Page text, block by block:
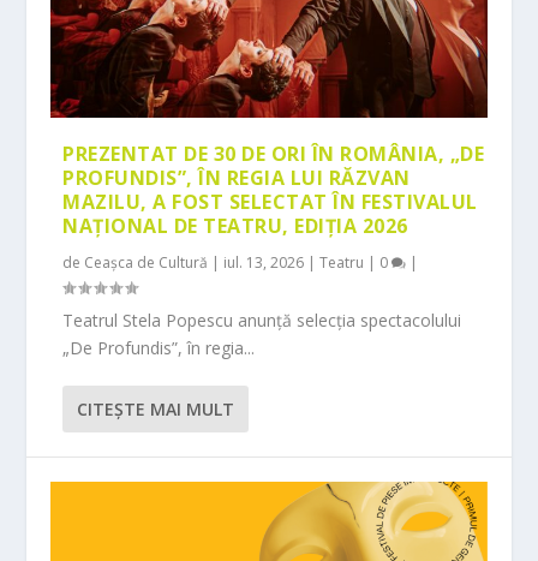
PREZENTAT DE 30 DE ORI ÎN ROMÂNIA, „DE
PROFUNDIS”, ÎN REGIA LUI RĂZVAN
MAZILU, A FOST SELECTAT ÎN FESTIVALUL
NAȚIONAL DE TEATRU, EDIȚIA 2026
de Ceașca de Cultură | iul. 13, 2026 |Teatru | 0 |
Teatrul Stela Popescu anunță selecția spectacolului
„De Profundis”, în regia...
CITEŞTE MAI MULT